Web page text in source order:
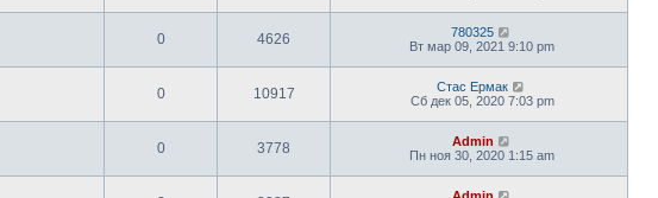
0 4626
780325
Вт мар 09, 2021 9:10 pm
0 10917
Стас Ермак
Сб дек 05, 2020 7:03 pm
0 3778
Admin
Пн ноя 30, 2020 1:15 am
Admin